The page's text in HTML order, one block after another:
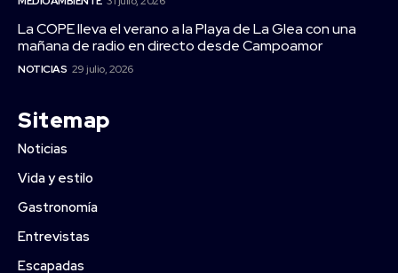
La COPE lleva el verano a la Playa de La Glea con una
mañana de radio en directo desde Campoamor
NOTICIAS 29 julio, 2026
Sitemap
Noticias
Vida y estilo
Gastronomía
Entrevistas
Escapadas